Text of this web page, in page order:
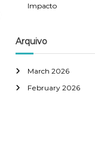
Impacto
Arquivo
March 2026
February 2026